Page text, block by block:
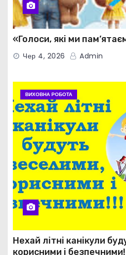
«Голоси, які ми
Чер 4, 2026 Admin
ВИХОВНА РОБОТА
Нехай літні канікули
корисними і безпечними!